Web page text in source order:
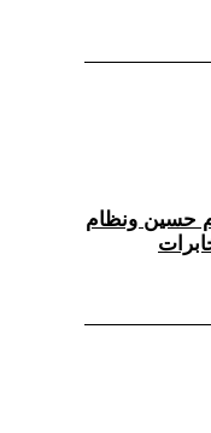
حسين ونظام